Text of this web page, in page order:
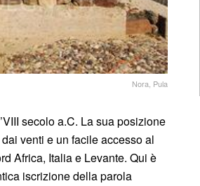
Nora, Pula
secolo a.C. La sua posizione
venti e un facile accesso al
Africa, Italia e Levante. Qui è
iscrizione della parola